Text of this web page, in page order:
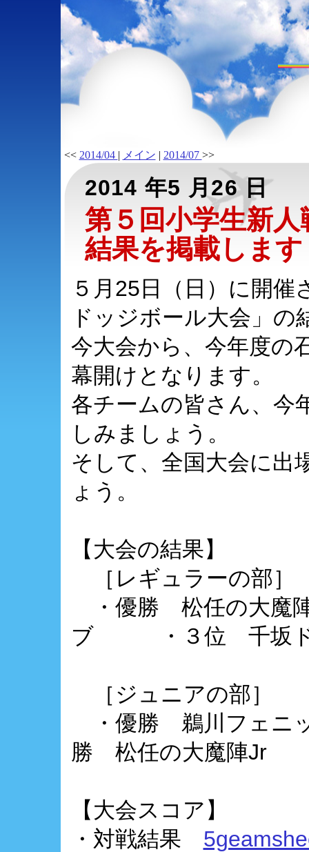
<< 2014/04 | メイン | 2014/07 >>
2014 年5 月26 日
第５回小学生新
結果を掲載します
５月25日（日）に開催
ドッジボール大会」
今大会から、今年度の
幕開けとなります。
各チームの皆さん、今
しみましょう。
そして、全国大会に出
ょう。
【大会の結果】
［レギュラーの部］
・優勝 松任の大
ブ ・３位 千坂ド
［ジュニアの部］
・優勝 鵜川フェニ
勝 松任の大魔陣Jr
【大会スコア】
・対戦結果